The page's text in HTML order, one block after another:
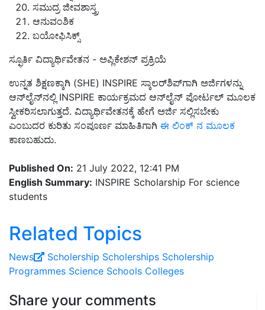
ಸಮುದ್ರ ಜೀವಶಾಸ್ತ್ರ
ಆನುವಂಶಿಕ
ಬಯೋಫಿಸಿಕ್ಸ್
ಸ್ಫೂರ್ತಿ ವಿದ್ಯಾರ್ಥಿವೇತನ - ಅಪ್ಲಿಕೇಶನ್ ಪ್ರಕ್ರಿಯೆ
ಉನ್ನತ ಶಿಕ್ಷಣಕ್ಕಾಗಿ (SHE) INSPIRE ಸ್ಕಾಲರ್‌ಶಿಪ್‌ಗಾಗಿ ಅರ್ಜಿಗಳನ್ನು
ಆನ್‌ಲೈನ್‌ನಲ್ಲಿ INSPIRE ಕಾರ್ಯಕ್ರಮದ ಆನ್‌ಲೈನ್ ಪೋರ್ಟಲ್ ಮೂಲಕ
ಸ್ವೀಕರಿಸಲಾಗುತ್ತದೆ. ವಿದ್ಯಾರ್ಥಿವೇತನಕ್ಕೆ ಹೇಗೆ ಅರ್ಜಿ ಸಲ್ಲಿಸಬೇಕು
ಎಂಬುದರ ಕುರಿತು ಸಂಪೂರ್ಣ ಮಾಹಿತಿಗಾಗಿ ಈ ಲಿಂಕ್‌ ನ ಮೂಲಕ
ಕಾಣಬಹುದು.
Published On: 21 July 2022, 12:41 PM
English Summary: INSPIRE Scholarship For science
students
Related Topics
News Scholership Scholerships Scholership
Programmes Science Schools Colleges
Share your comments